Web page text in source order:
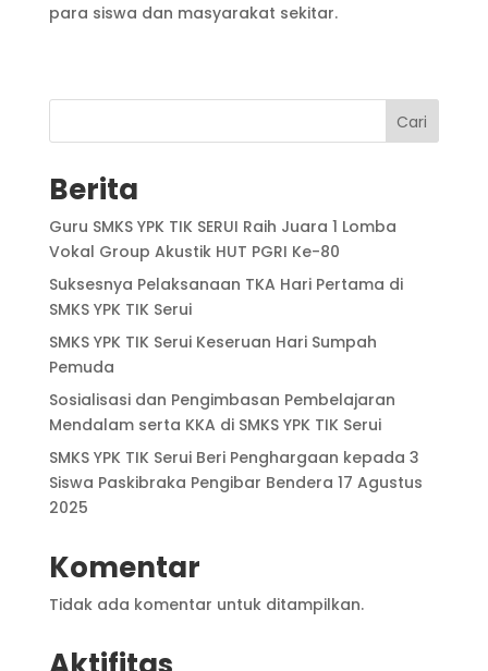
para siswa dan masyarakat sekitar.
Cari
Berita
Guru SMKS YPK TIK SERUI Raih Juara 1 Lomba
Vokal Group Akustik HUT PGRI Ke-80
Suksesnya Pelaksanaan TKA Hari Pertama di
SMKS YPK TIK Serui
SMKS YPK TIK Serui Keseruan Hari Sumpah
Pemuda
Sosialisasi dan Pengimbasan Pembelajaran
Mendalam serta KKA di SMKS YPK TIK Serui
SMKS YPK TIK Serui Beri Penghargaan kepada 3
Siswa Paskibraka Pengibar Bendera 17 Agustus
2025
Komentar
Tidak ada komentar untuk ditampilkan.